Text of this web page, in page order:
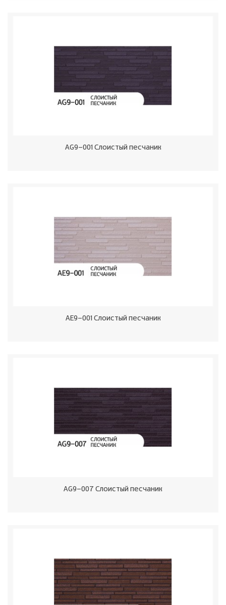
AG9-001 Слоистый песчаник
AE9-001 Слоистый песчаник
AG9-007 Слоистый песчаник